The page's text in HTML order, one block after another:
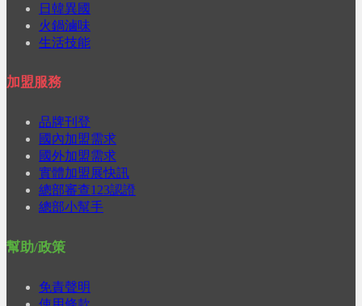
日韓異國
火鍋滷味
生活技能
加盟服務
品牌刊登
國內加盟需求
國外加盟需求
實體加盟展快訊
總部審查123認證
總部小幫手
幫助/政策
免責聲明